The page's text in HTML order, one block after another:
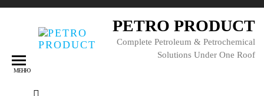
PETRO PRODUCT
Complete Petroleum & Petrochemical
Solutions Under One Roof
МЕНЮ